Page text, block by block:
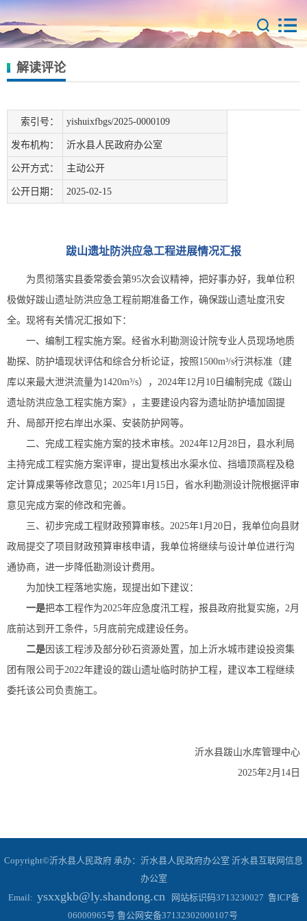
解读评论
索引号： yishuixfbgs/2025-0000109
发布机构： 沂水县人民政府办公室
公开方式： 主动公开
公开日期： 2025-02-15
跋山遗址防洪应急工程进展情况汇报
为贯彻落实县委常委会第95次会议精神，把好事办好，我单位积
极做好跋山遗址防洪应急工程前期准备工作，确保跋山遗址度汛安
全。现将有关情况汇报如下：
一、编制工程实施方案。经省水利勘测设计院专业人员现场地质
勘探、防护墙现状评估和综合分析论证，按照1500m³/s行洪标准（建
库以来最大泄洪流量为1420m³/s），2024年12月10日编制完成《跋山
遗址防洪应急工程实施方案》，主要建设内容为遗址防护墙加固提
升、局部开挖右岸出水渠、安装防护网等。
二、完成工程实施方案的技术审核。2024年12月28日，县水利局
主持完成工程实施方案评审，提出复核出水渠水位、挡墙顶高程及稳
定计算成果等修改意见；2025年1月15日，省水利勘测设计院根据评审
意见完成方案的修改和完善。
三、初步完成工程财政预算审核。2025年1月20日，我单位向县财
政局提交了项目财政预算审核申请，我单位将继续与设计单位进行沟
通协商，进一步降低勘测设计费用。
为加快工程落地实施，现提出如下建议：
一是把本工程作为2025年应急度汛工程，报县政府批复实施，2月
底前达到开工条件，5月底前完成建设任务。
二是 因该工程涉及部分砂石资源处置，加上沂水城市建设投资集
团有限公司于2022年建设的跋山遗址临时防护工程，建议本工程继续
委托该公司负责施工。
沂水县跋山水库管理中心
2025年2月14日
Copyright©沂水县人民政府 承办：沂水县人民政府办公室 沂水县互联网信息
办公室
Email: ysxxgkb@ly.shandong.cn
网站标识码3713230027 鲁ICP备
06000965号 鲁公网安备37132302000107号